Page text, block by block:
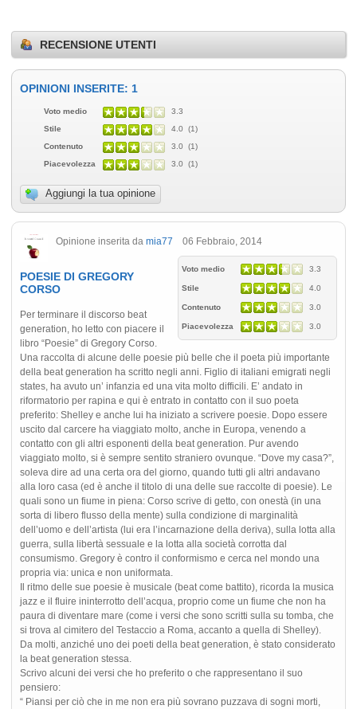
RECENSIONE UTENTI
OPINIONI INSERITE: 1
Voto medio
3.3
Stile
4.0 (1)
Contenuto
3.0 (1)
Piacevolezza
3.0 (1)
Aggiungi la tua opinione
Opinione inserita da mia77 06 Febbraio, 2014
Voto medio 3.3
Stile 4.0
Contenuto 3.0
Piacevolezza 3.0
POESIE DI GREGORY
CORSO
Per terminare il discorso beat
generation, ho letto con piacere il
libro “Poesie” di Gregory Corso.
Una raccolta di alcune delle poesie più belle che il poeta più importante
della beat generation ha scritto negli anni. Figlio di italiani emigrati negli
states, ha avuto un’ infanzia ed una vita molto difficili. E’ andato in
riformatorio per rapina e qui è entrato in contatto con il suo poeta
preferito: Shelley e anche lui ha iniziato a scrivere poesie. Dopo essere
uscito dal carcere ha viaggiato molto, anche in Europa, venendo a
contatto con gli altri esponenti della beat generation. Pur avendo
viaggiato molto, si è sempre sentito straniero ovunque. “Dove my casa?”,
soleva dire ad una certa ora del giorno, quando tutti gli altri andavano
alla loro casa (ed è anche il titolo di una delle sue raccolte di poesie). Le
quali sono un fiume in piena: Corso scrive di getto, con onestà (in una
sorta di libero flusso della mente) sulla condizione di marginalità
dell’uomo e dell’artista (lui era l’incarnazione della deriva), sulla lotta alla
guerra, sulla libertà sessuale e la lotta alla società corrotta dal
consumismo. Gregory è contro il conformismo e cerca nel mondo una
propria via: unica e non uniformata.
Il ritmo delle sue poesie è musicale (beat come battito), ricorda la musica
jazz e il fluire ininterrotto dell’acqua, proprio come un fiume che non ha
paura di diventare mare (come i versi che sono scritti sulla su tomba, che
si trova al cimitero del Testaccio a Roma, accanto a quella di Shelley).
Da molti, anziché uno dei poeti della beat generation, è stato considerato
la beat generation stessa.
Scrivo alcuni dei versi che ho preferito o che rappresentano il suo
pensiero:
“ Piansi per ciò che in me non era più sovrano puzzava di sogni morti,